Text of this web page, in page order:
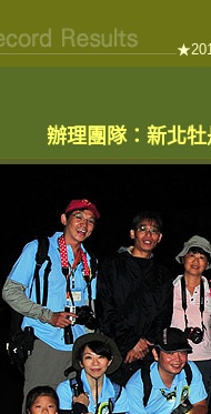
辦理團隊：新北